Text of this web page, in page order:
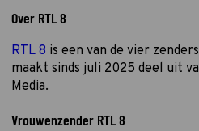
Over RTL 8
RTL 8 is een van de vier
maakt sinds juli 2025 deel uit
Media.
Vrouwenzender RTL 8